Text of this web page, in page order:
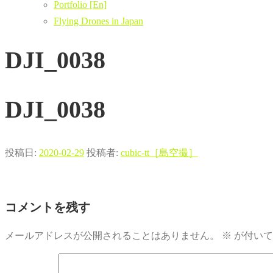
Portfolio [En]
Flying Drones in Japan
DJI_0038
DJI_0038
投稿日: 2020-02-29 投稿者: cubic-tt［島空撮］
コメントを残す
メールアドレスが公開されることはありません。 ※ が付い